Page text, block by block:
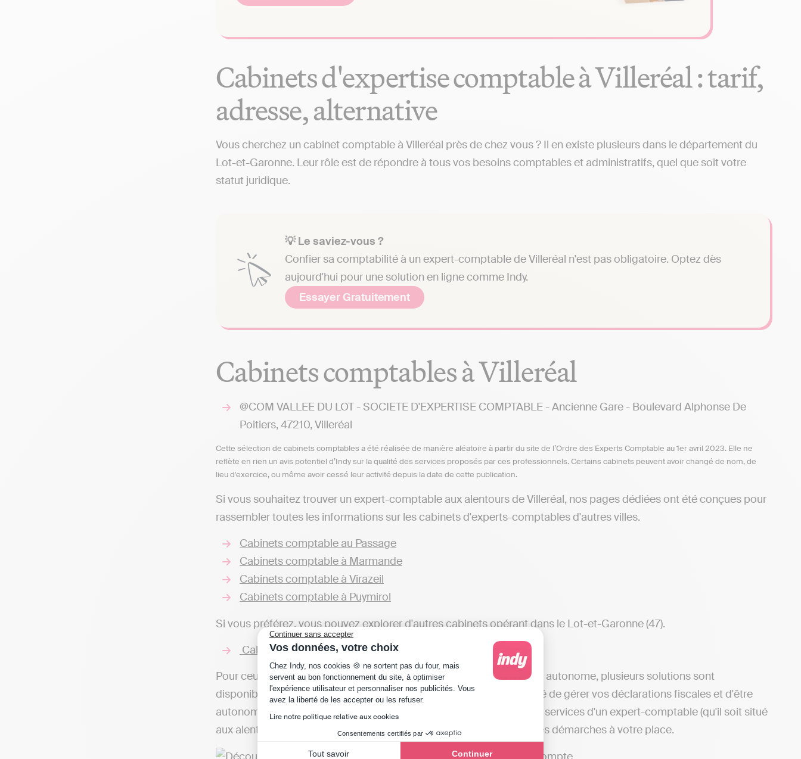
Continuer sans accepter
Vos données, votre choix
Plateforme de Gestion du Consentement : Personnalisez vos Options
Chez Indy, nos cookies 🍪 ne sortent pas du four, mais
servent au bon fonctionnement du site, à optimiser
l'expérience utilisateur et personnaliser nos publicités. Vous
avez la liberté de les accepter ou les refuser.
Lire notre politique relative aux cookies
Consentements certifiés par
Tout savoir Continuer
Axeptio consent
Cabinets d'expertise comptable à Villeréal : tarif,
adresse, alternative
Vous cherchez un cabinet comptable à Villeréal près de chez vous ? Il en existe plusieurs dans le département du
Lot-et-Garonne. Leur rôle est de répondre à tous vos besoins comptables et administratifs, quel que soit votre
statut juridique.
💡 Le saviez-vous ?
Confier sa comptabilité à un expert-comptable de Villeréal n'est pas obligatoire. Optez dès
aujourd'hui pour une solution en ligne comme Indy.
Essayer Gratuitement
Cabinets comptables à Villeréal
@COM VALLEE DU LOT - SOCIETE D'EXPERTISE COMPTABLE - Ancienne Gare - Boulevard Alphonse De
Poitiers, 47210, Villeréal
Cette sélection de cabinets comptables a été réalisée de manière aléatoire à partir du site de l’Ordre des Experts Comptable au 1er avril 2023. Elle ne
reflète en rien un avis potentiel d’Indy sur la qualité des services proposés par ces professionnels. Certains cabinets peuvent avoir changé de nom, de
lieu d'exercice, ou même avoir cessé leur activité depuis la date de cette publication.
Si vous souhaitez trouver un expert-comptable aux alentours de Villeréal, nos pages dédiées ont été conçues pour
rassembler toutes les informations sur les cabinets d'experts-comptables d'autres villes.
Cabinets comptable au Passage
Cabinets comptable à Marmande
Cabinets comptable à Virazeil
Cabinets comptable à Puymirol
Si vous préférez, vous pouvez explorer d'autres cabinets opérant dans le Lot-et-Garonne (47).
Cabinets comptable dans le Lot-et-Garonne
Pour ceux qui souhaitent gérer leur comptabilité en ligne de manière autonome, plusieurs solutions sont
disponibles, telles qu'Indy. Ces plateformes vous offrent la possibilité de gérer vos déclarations fiscales et d'être
autonome dans la gestion comptable, une alternative différente des services d'un expert-comptable (qu'il soit situé
aux alentours de Villeréal ou dans d'autres localités), qui s'occupe des démarches à votre place.